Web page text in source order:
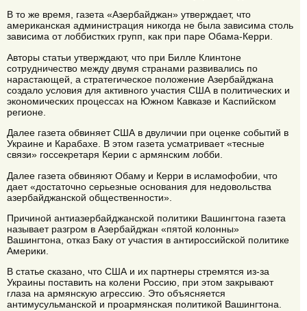
В то же время, газета «Азербайджан» утверждает, что
американская администрация никогда не была зависима столь
зависима от лоббистких групп, как при паре Обама-Керри.
Авторы статьи утверждают, что при Билле Клинтоне
сотрудничество между двумя странами развивались по
нарастающей, а стратегическое положение Азербайджана
создало условия для активного участия США в политических и
экономических процессах на Южном Кавказе и Каспийском
регионе.
Далее газета обвиняет США в двуличии при оценке событий в
Украине и Карабахе. В этом газета усматривает «тесные
связи» госсекретаря Керии с армянским лобби.
Далее газета обвиняют Обаму и Керри в исламофобии, что
дает «достаточно серьезные основания для недовольства
азербайджанской общественности».
Причиной антиазербайджанской политики Вашингтона газета
называет разгром в Азербайджан «пятой колонны»
Вашингтона, отказ Баку от участия в антироссийской политике
Америки.
В статье сказано, что США и их партнеры стремятся из-за
Украины поставить на колени Россию, при этом закрывают
глаза на армянскую агрессию. Это объясняется
антимусульманской и проармянская политикой Вашингтона.